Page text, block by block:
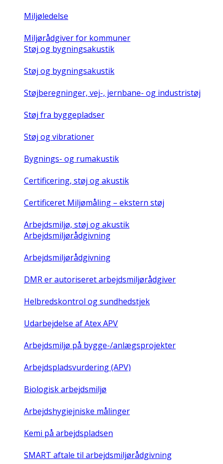
Miljøledelse
Miljørådgiver for kommuner
Støj og bygningsakustik
Støj og bygningsakustik
Støjberegninger, vej-, jernbane- og industristøj
Støj fra byggepladser
Støj og vibrationer
Bygnings- og rumakustik
Certificering, støj og akustik
Certificeret Miljømåling – ekstern støj
Arbejdsmiljø, støj og akustik
Arbejdsmiljørådgivning
Arbejdsmiljørådgivning
DMR er autoriseret arbejdsmiljørådgiver
Helbredskontrol og sundhedstjek
Udarbejdelse af Atex APV
Arbejdsmiljø på bygge-/anlægsprojekter
Arbejdspladsvurdering (APV)
Biologisk arbejdsmiljø
Arbejdshygiejniske målinger
Kemi på arbejdspladsen
SMART aftale til arbejdsmiljørådgivning